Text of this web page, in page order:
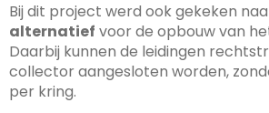
Bij dit project werd ook gekeken
alternatief voor de opbouw van
Daarbij kunnen de leidingen
collector aangesloten worden,
per kring.